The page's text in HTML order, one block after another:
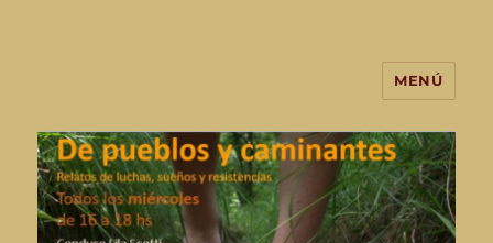
De Pueblos y Caminantes-
programa de radio
MENÚ